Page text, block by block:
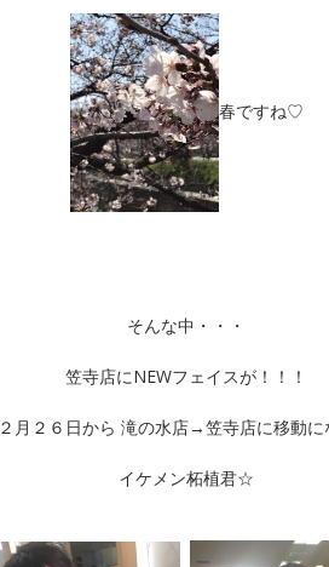
春ですね♡
そんな中・・・
笠寺店にNEWフェイスが！！！
２月２６日から 滝の水店→笠寺店に移動に
イケメン柘植君☆